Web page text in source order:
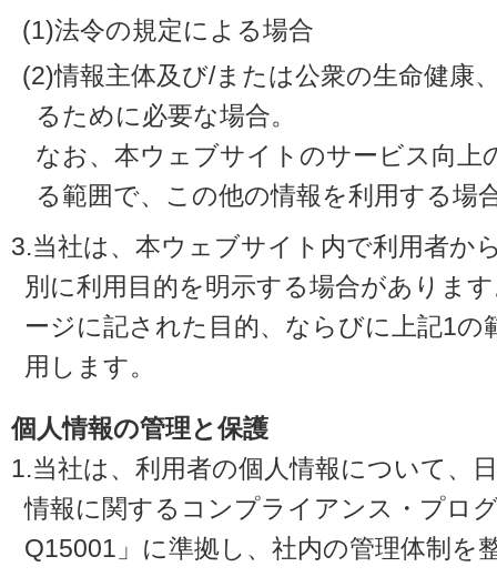
(1)法令の規定による場合
(2)情報主体及び/または公衆の生命健康
るために必要な場合。
なお、本ウェブサイトのサービス向上
る範囲で、この他の情報を利用する場
3.当社は、本ウェブサイト内で利用者か
別に利用目的を明示する場合がありま
ージに記された目的、ならびに上記1の
用します。
個人情報の管理と保護
1.当社は、利用者の個人情報について、
情報に関するコンプライアンス・プロ
Q15001」に準拠し、社内の管理体制を